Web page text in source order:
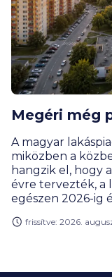
Megéri még
A magyar
miközben a
hangzik el, hogy
évre tervezték, a
egészen 2026-ig
vevőnek
alakult a
frissítve: 2026.